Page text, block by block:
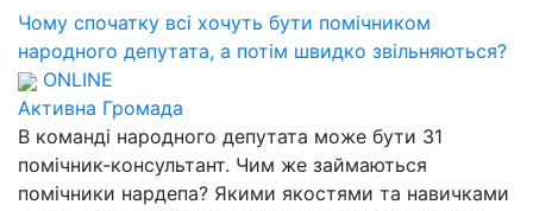
Чому спочатку всі хочуть бути помічником
народного депутата, а потім швидко звільняються?
ONLINE
Активна Громада
В команді народного депутата може бути 31
помічник-консультант. Чим же займаються
помічники нардепа? Якими якостями та навичками